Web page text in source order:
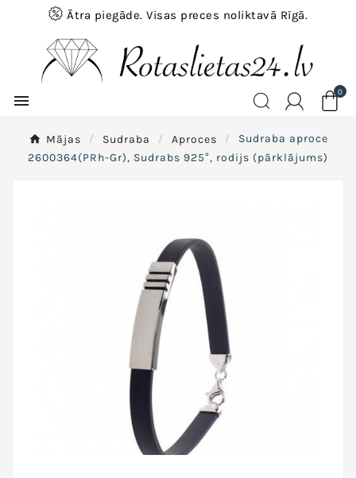
Ātra piegāde. Visas preces noliktavā Rīgā.
 0
Mājas Sudraba Aproces
Sudraba aproce
2600364(PRh-Gr), Sudrabs 925°, rodijs (pārklājums)